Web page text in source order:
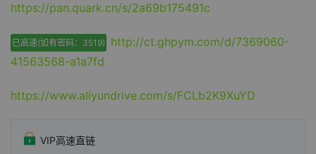
https://pan.quark.cn/s/2a69b175491c
已高速(如有密码：3519)
http://ct.ghpym.com/d/7369060-
41563568-a1a7fd
https://www.aliyundrive.com/s/FCLb2K9XuYD
VIP高速直链